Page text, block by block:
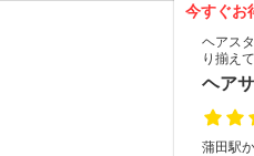
今すぐお
ヘアス
り揃え
ヘア
蒲田駅